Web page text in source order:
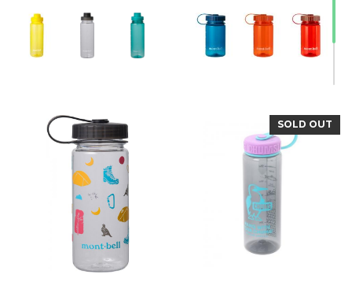
SOLD OUT